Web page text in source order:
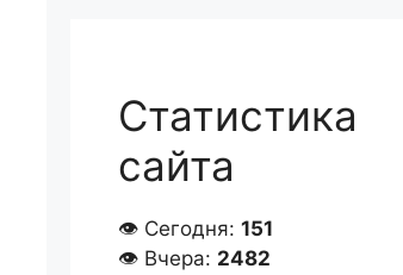
Статистика
сайта
👁 Сегодня: 151
👁 Вчера: 2482